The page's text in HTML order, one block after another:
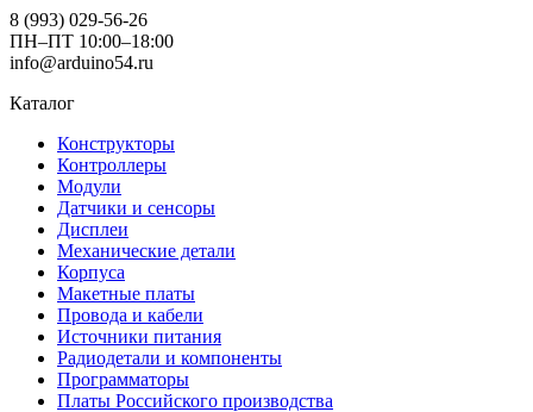
8 (993) 029-56-26
ПН–ПТ 10:00–18:00
info@arduino54.ru
Каталог
Конструкторы
Контроллеры
Модули
Датчики и сенсоры
Дисплеи
Механические детали
Корпуса
Макетные платы
Провода и кабели
Источники питания
Радиодетали и компоненты
Программаторы
Платы Российского производства